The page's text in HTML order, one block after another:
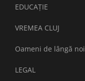
EDUCAȚIE
VREMEA CLUJ
Oameni de lângă noi
LEGAL